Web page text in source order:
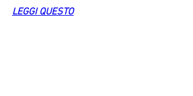
LEGGI QUESTO